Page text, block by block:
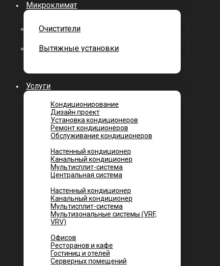
Микроклимат
Очистители
Вытяжные установки
Услуги
Кондиционирование
Дизайн проект
Установка кондиционеров
Ремонт кондиционеров
Обслуживание кондиционеров
Настенный кондиционер
Канальный кондиционер
Мультисплит-система
Центральная система
Настенный кондиционер
Канальный кондиционер
Мультисплит-система
Мультизональные системы (VRF,
VRV)
Офисов
Ресторанов и кафе
Гостиниц и отелей
Серверных помещений